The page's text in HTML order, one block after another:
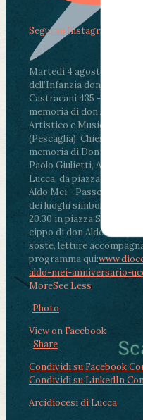
Martedì 4 agosto2026
dell’Infanzia don Aldo
Castracani 435 -
memoria di don Aldo Mei
Artistico e Musicale
(Pescaglia), Chiesa
memoria di Don Aldo Mei
Paolo Giulietti,
Lucca, da piazza San
Aldo Mei - Passeggiata
dei luoghi simbolo della
20.30 in piazza San
cippo di don Aldo Mei
soste, letture
programma qui:
aldo-mei-anniversario-
MoreSee Less
Photo
View on Facebook
· Share
Condividi su Facebook
Condividi su LinkedIn
Arcidiocesi di Lucca
Segui su Instagram